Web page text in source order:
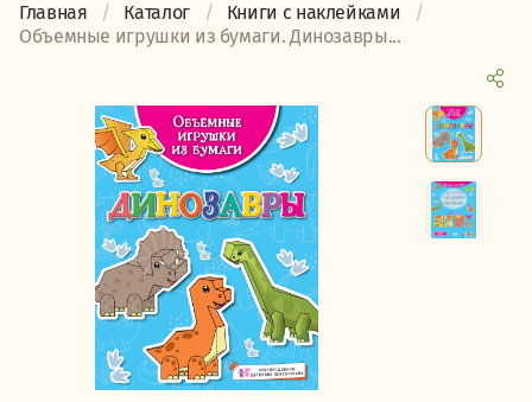
Главная Каталог
Книги с наклейками
Объемные игрушки из бумаги. Динозавры...